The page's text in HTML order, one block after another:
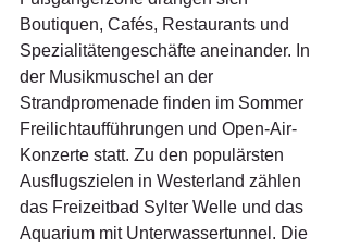
Boutiquen, Cafés, Restaurants und
Spezialitätengeschäfte aneinander. In
der Musikmuschel an der
Strandpromenade finden im Sommer
Freilichtaufführungen und Open-Air-
Konzerte statt. Zu den populärsten
Ausflugszielen in Westerland zählen
das Freizeitbad Sylter Welle und das
Aquarium mit Unterwassertunnel. Die